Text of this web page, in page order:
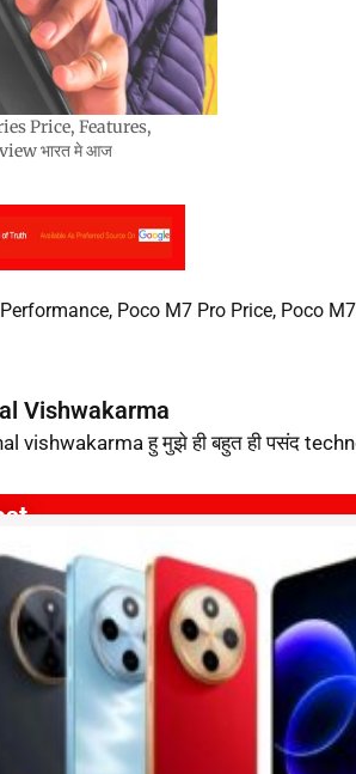
Price, Features,
भारत मे आज
, Poco M7 Pro Price, Poco
Vishwakarma
vishwakarma हु मुझे ही बहुत ही पसंद